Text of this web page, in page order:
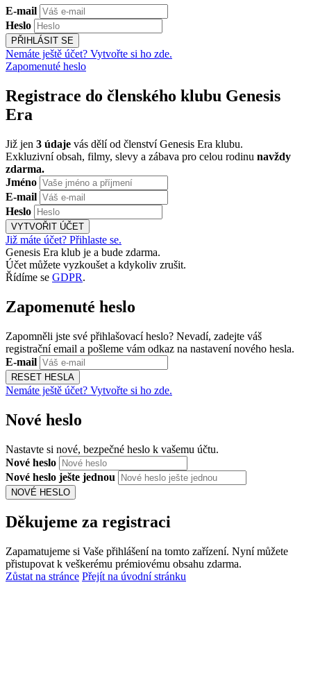
E-mail
Heslo
PŘIHLÁSIT SE
Nemáte ještě účet? Vytvořte si ho zde.
Zapomenuté heslo
Registrace do členského klubu Genesis
Era
Již jen 3 údaje vás dělí od členství Genesis Era klubu.
Exkluzivní obsah, filmy, slevy a zábava pro celou rodinu navždy
zdarma.
Jméno
E-mail
Heslo
VYTVOŘIT ÚČET
Již máte účet? Přihlaste se.
Genesis Era klub je a bude zdarma.
Účet můžete vyzkoušet a kdykoliv zrušit.
Řídíme se GDPR.
Zapomenuté heslo
Zapomněli jste své přihlašovací heslo? Nevadí, zadejte váš
registrační email a pošleme vám odkaz na nastavení nového hesla.
E-mail
RESET HESLA
Nemáte ještě účet? Vytvořte si ho zde.
Nové heslo
Nastavte si nové, bezpečné heslo k vašemu účtu.
Nové heslo
Nové heslo ješte jednou
NOVÉ HESLO
Děkujeme za registraci
Zapamatujeme si Vaše přihlášení na tomto zařízení. Nyní můžete
přistupovat k veškerému prémiovému obsahu zdarma.
Zůstat na stránce Přejít na úvodní stránku